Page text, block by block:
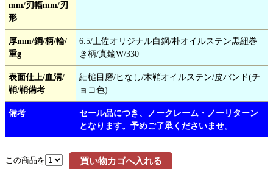
mm/刃幅mm/刃
形
厚mm/鋼/柄/輪/
重g
6.5/土佐オリジナル白鋼/朴オイルステン黒紐巻
き柄/真鍮W/330
表面仕上/血溝/
鞘/鞘備考
細槌目磨/ヒなし/木鞘オイルステン/皮バンド(チ
ョコ色)
備考
セール品につき、ノークレーム・ノーリターン
となります。予めご了承くださいませ。
この商品を 買い物カゴへ入れる